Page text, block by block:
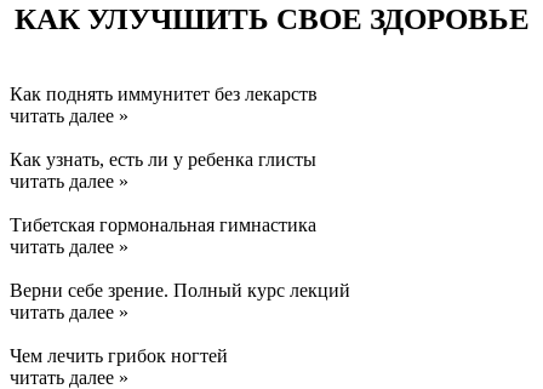
КАК УЛУЧШИТЬ СВОЕ ЗДОРОВЬЕ
Как поднять иммунитет без лекарств
читать далее »
Как узнать, есть ли у ребенка глисты
читать далее »
Тибетская гормональная гимнастика
читать далее »
Верни себе зрение. Полный курс лекций
читать далее »
Чем лечить грибок ногтей
читать далее »